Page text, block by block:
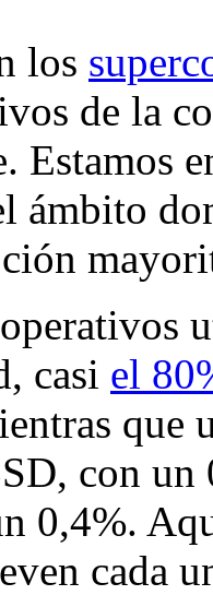
los
de la
Estamos
ámbito
casi el
que
con
0,4%.
cada